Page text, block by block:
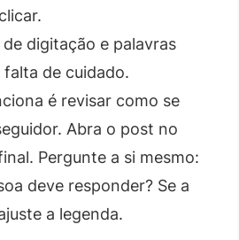
digitação e palavras
de cuidado.
é revisar como se
Abra o post no
Pergunte a si mesmo:
deve responder? Se a
a legenda.